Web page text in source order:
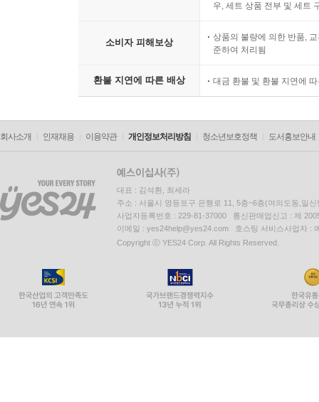
우, 세트 상품 전부 및 세트
소비자 피해보상
상품의 불량에 의한 반품,
준하여 처리됨
환불 지연에 따른 배상 대금 환불 및 환불 지연에
회사소개 인재채용 이용약관 개인정보처리방침 청소년보호정책 도서홍보안내
대표 : 김석환, 최세라
주소 : 서울시 영등포구 은행로 11, 5층~6층(여의도동,일신
사업자등록번호 : 229-81-37000 통신판매업신고 : 제
이메일 : yes24help@yes24.com 호스팅 서비스사업자 :
Copyright ⓒ YES24 Corp. All Rights Reserved.